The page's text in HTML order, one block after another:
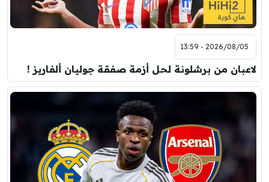
2026/08/05 - 13:59
لاعبان من برشلونة لحل أزمة صفقة جوليان ألفاريز !